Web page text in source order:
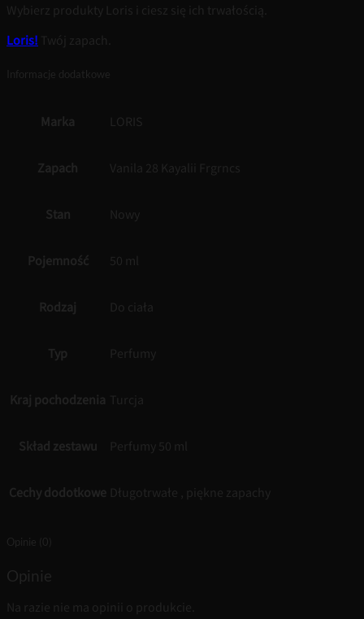
Wybierz produkty Loris i ciesz się ich trwałością.
Loris! Twój zapach.
Informacje dodatkowe
Marka LORIS
Zapach Vanila 28 Kayalii Frgrncs
Stan Nowy
Pojemność 50 ml
Rodzaj Do ciała
Typ Perfumy
Kraj pochodzenia Turcja
Skład zestawu Perfumy 50 ml
Cechy dodotkowe Długotrwałe , piękne zapachy
Opinie (0)
Opinie
Na razie nie ma opinii o produkcie.